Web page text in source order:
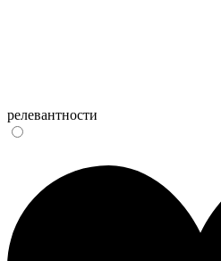
релевантности